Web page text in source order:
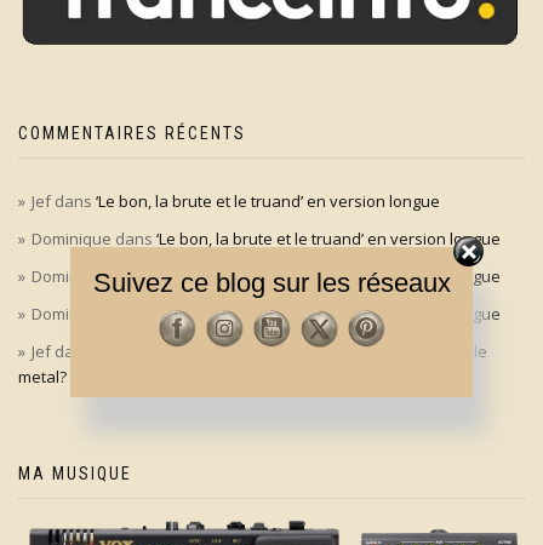
COMMENTAIRES RÉCENTS
Jefdans ‘Le bon, la brute et le truand’ en version longue
Dominique dans ‘Le bon, la brute et le truand’ en version longue
Dominiquedans‘Le bon, la brute et le truand’ en version longue
Dominique
‘Le bon, la brute et le truand’ en version longue
Jefdans
Aldo Maccione à l’origine du signe des cornes dans le
metal?
MA MUSIQUE
Suivez ce blog sur les réseaux